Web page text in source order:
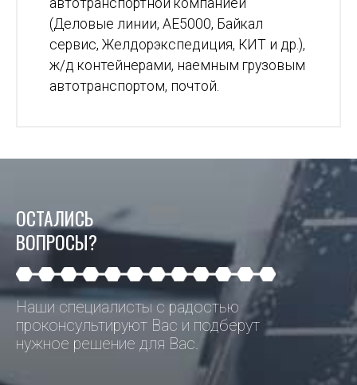
(Деловые линии, АЕ5000, Байкал
сервис, Желдорэкспедиция, КИТ и др.),
ж/д контейнерами, наемным грузовым
автотранспортом, почтой.
ОСТАЛИСЬ
ВОПРОСЫ?
Наши специалисты с радостью
проконсультируют Вас и подберут
нужное решение для Вас.